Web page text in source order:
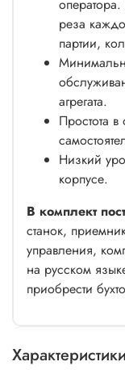
реза
партии,
агрегата.
Простота
Низкий
корпусе.
В комплект
станок,
управления,
на русском
приобрести
Характеристики